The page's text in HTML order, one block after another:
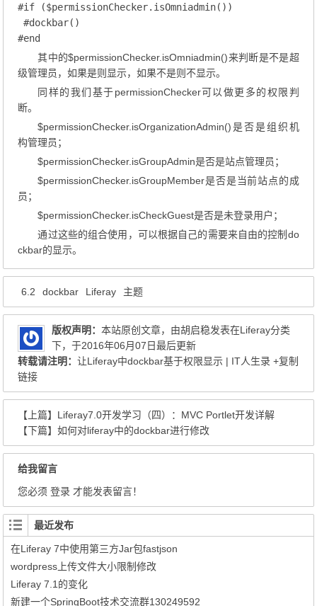
#if ($permissionChecker.isOmniadmin())
#dockbar()
#end
其中的$permissionChecker.isOmniadmin()来判断是不是超
级管理员，如果是则显示，如果不是则不显示。
同样的我们基于permissionChecker可以做更多的权限判
断。
$permissionChecker.isOrganizationAdmin()是否是组织机
构管理员；
$permissionChecker.isGroupAdmin是否是站点管理员；
$permissionChecker.isGroupMember是否是当前站点的成
员；
$permissionChecker.isCheckGuest是否是未登录用户；
通过这些的组合使用，可以根据自己的需要来自由的控制do
ckbar的显示。
6.2 dockbar Liferay 主题
版权声明：本站原创文章，由胡启稳发表在Liferay分类
下，于2016年06月07日最后更新
转载请注明：让Liferay中dockbar基于权限显示 | IT人生录 +复制
链接
【上篇】 Liferay7.0开发学习（四）：MVC Portlet开发详解
【下篇】如何对liferay中的dockbar进行修改
给我留言
您必须 登录 才能发表留言！
最近发布
在Liferay 7中使用第三方Jar包fastjson
wordpress上传文件大小限制修改
Liferay 7.1的变化
新建一个SpringBoot技术交流群130249592